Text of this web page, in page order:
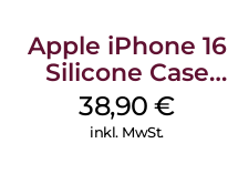
Apple iPhone 16
Silicone Case
MagSafe
Ultramarine
38,90€
inkl. MwSt.